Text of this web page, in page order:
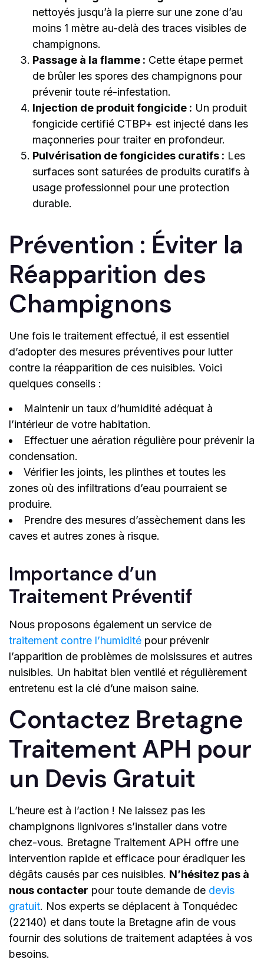
nettoyés jusqu’à la pierre sur une zone d’au
moins 1 mètre au-delà des traces visibles de
champignons.
Passage à la flamme : Cette étape permet
de brûler les spores des champignons pour
prévenir toute ré-infestation.
Injection de produit fongicide : Un produit
fongicide certifié CTBP+ est injecté dans les
maçonneries pour traiter en profondeur.
Pulvérisation de fongicides curatifs : Les
surfaces sont saturées de produits curatifs à
usage professionnel pour une protection
durable.
Prévention : Éviter la
Réapparition des
Champignons
Une fois le traitement effectué, il est essentiel
d’adopter des mesures préventives pour lutter
contre la réapparition de ces nuisibles. Voici
quelques conseils :
Maintenir un taux d’humidité adéquat à
l’intérieur de votre habitation.
Effectuer une aération régulière pour prévenir la
condensation.
Vérifier les joints, les plinthes et toutes les
zones où des infiltrations d’eau pourraient se
produire.
Prendre des mesures d’assèchement dans les
caves et autres zones à risque.
Importance d’un
Traitement Préventif
Nous proposons également un service de
traitement contre l’humidité pour prévenir
l’apparition de problèmes de moisissures et autres
nuisibles. Un habitat bien ventilé et régulièrement
entretenu est la clé d’une maison saine.
Contactez Bretagne
Traitement APH pour
un Devis Gratuit
L’heure est à l’action ! Ne laissez pas les
champignons lignivores s’installer dans votre
chez-vous. Bretagne Traitement APH offre une
intervention rapide et efficace pour éradiquer les
dégâts causés par ces nuisibles. N’hésitez pas à
nous contacter pour toute demande de devis
gratuit. Nos experts se déplacent à Tonquédec
(22140) et dans toute la Bretagne afin de vous
fournir des solutions de traitement adaptées à vos
besoins.